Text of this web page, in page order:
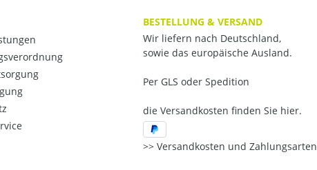
BESTELLUNG & VERSAND
Wir liefern nach Deutschland,
sowie das europäische Ausland.
Per GLS oder Spedition
die Versandkosten finden Sie hier.
Versandkosten und Zahlungsarten